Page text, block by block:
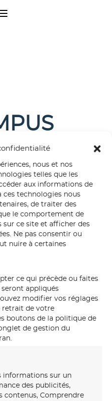
nous et nos
telles que les
aux informations de
ces technologies nous
de traiter des
le comportement de
sur ce site et afficher des
Ne pas consentir ou
nuire à certaines
ce qui précède ou faites
seront appliqués
modifier vos réglages
retrait de votre
boutons de la politique de
de gestion du
informations sur un
des publicités,
contenus, Comprendre